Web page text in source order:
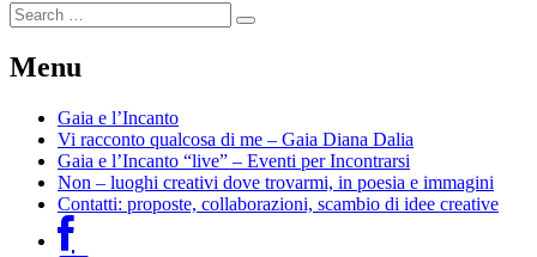
Menu
Gaia e l’Incanto
Vi racconto qualcosa di me – Gaia Diana Dalia
Gaia e l’Incanto “live” – Eventi per Incontrarsi
Non – luoghi creativi dove trovarmi, in poesia e immagini
Contatti: proposte, collaborazioni, scambio di idee creative